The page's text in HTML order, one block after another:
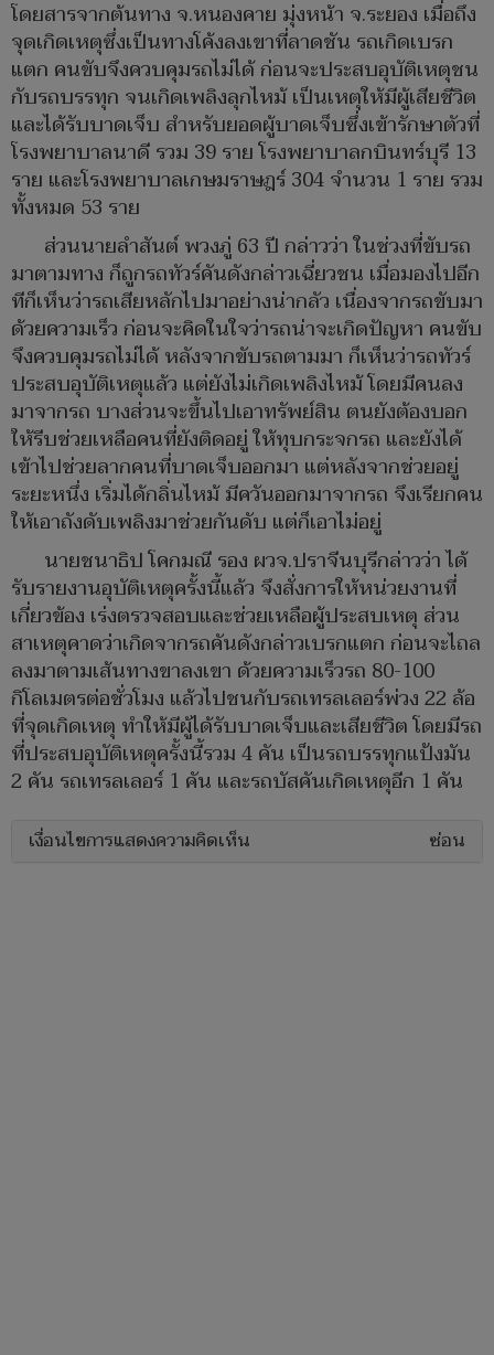
โดยสารจากต้นทาง จ.หนองคาย มุ่งหน้า จ.ระยอง เมื่อถึง
จุดเกิดเหตุซึ่งเป็นทางโค้งลงเขาที่ลาดชัน รถเกิดเบรก
แตก คนขับจึงควบคุมรถไม่ได้ ก่อนจะประสบอุบัติเหตุชน
กับรถบรรทุก จนเกิดเพลิงลุกไหม้ เป็นเหตุให้มีผู้เสียชีวิต
และได้รับบาดเจ็บ สำหรับยอดผู้บาดเจ็บซึ่งเข้ารักษาตัวที่
โรงพยาบาลนาดี รวม 39 ราย โรงพยาบาลกบินทร์บุรี 13
ราย และโรงพยาบาลเกษมราษฎร์ 304 จำนวน 1 ราย รวม
ทั้งหมด 53 ราย
ส่วนนายลำสันต์ พวงภู่ 63 ปี กล่าวว่า ในช่วงที่ขับรถ
มาตามทาง ก็ถูกรถทัวร์คันดังกล่าวเฉี่ยวชน เมื่อมองไปอีก
ทีก็เห็นว่ารถเสียหลักไปมาอย่างน่ากลัว เนื่องจากรถขับมา
ด้วยความเร็ว ก่อนจะคิดในใจว่ารถน่าจะเกิดปัญหา คนขับ
จึงควบคุมรถไม่ได้ หลังจากขับรถตามมา ก็เห็นว่ารถทัวร์
ประสบอุบัติเหตุแล้ว แต่ยังไม่เกิดเพลิงไหม้ โดยมีคนลง
มาจากรถ บางส่วนจะขึ้นไปเอาทรัพย์สิน ตนยังต้องบอก
ให้รีบช่วยเหลือคนที่ยังติดอยู่ ให้ทุบกระจกรถ และยังได้
เข้าไปช่วยลากคนที่บาดเจ็บออกมา แต่หลังจากช่วยอยู่
ระยะหนึ่ง เริ่มได้กลิ่นไหม้ มีควันออกมาจากรถ จึงเรียกคน
ให้เอาถังดับเพลิงมาช่วยกันดับ แต่ก็เอาไม่อยู่
นายชนาธิป โคกมณี รอง ผวจ.ปราจีนบุรีกล่าวว่า ได้
รับรายงานอุบัติเหตุครั้งนี้แล้ว จึงสั่งการให้หน่วยงานที่
เกี่ยวข้อง เร่งตรวจสอบและช่วยเหลือผู้ประสบเหตุ ส่วน
สาเหตุคาดว่าเกิดจากรถคันดังกล่าวเบรกแตก ก่อนจะไถล
ลงมาตามเส้นทางขาลงเขา ด้วยความเร็วรถ 80-100
กิโลเมตรต่อชั่วโมง แล้วไปชนกับรถเทรลเลอร์พ่วง 22 ล้อ
ที่จุดเกิดเหตุ ทำให้มีผู้ได้รับบาดเจ็บและเสียชีวิต โดยมีรถ
ที่ประสบอุบัติเหตุครั้งนี้รวม 4 คัน เป็นรถบรรทุกแป้งมัน
2 คัน รถเทรลเลอร์ 1 คัน และรถบัสคันเกิดเหตุอีก 1 คัน
เงื่อนไขการแสดงความคิดเห็น ซ่อน